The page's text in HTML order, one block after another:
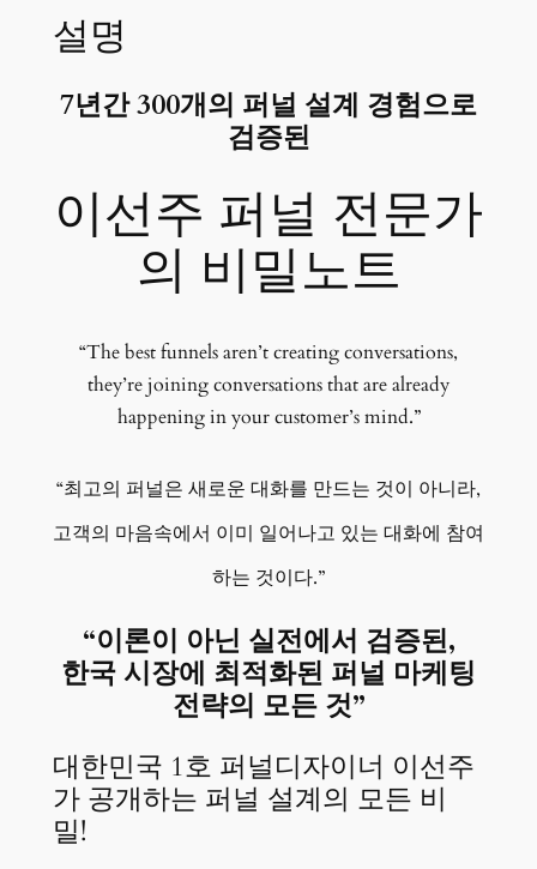
설명
7년간 300개의 퍼널 설계 경험으로
검증된
이선주 퍼널 전문가
의 비밀노트
“The best funnels aren’t creating conversations,
they’re joining conversations that are already
happening in your customer’s mind.”
“최고의 퍼널은 새로운 대화를 만드는 것이 아니라,
고객의 마음속에서 이미 일어나고 있는 대화에 참여
하는 것이다.”
“이론이 아닌 실전에서 검증된,
한국 시장에 최적화된 퍼널 마케팅
전략의 모든 것”
대한민국 1호 퍼널디자이너 이선주
가 공개하는 퍼널 설계의 모든 비
밀!